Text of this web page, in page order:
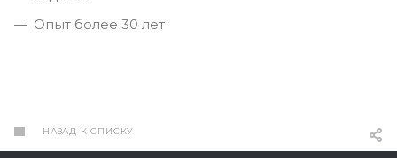
Опыт более 30 лет
НАЗАД К СПИСКУ